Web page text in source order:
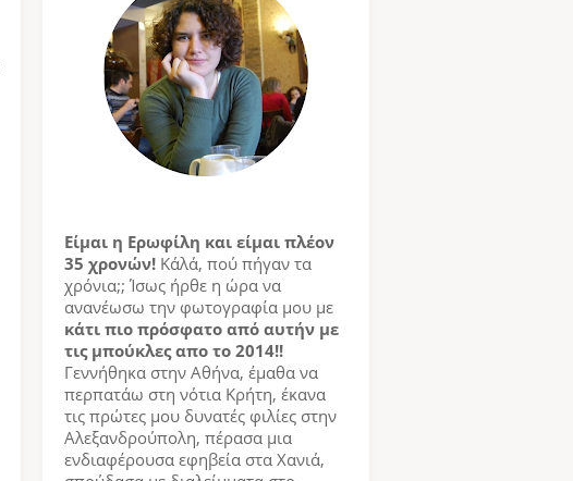
Είμαι η Ερωφίλη και είμαι πλέον
35 χρονών! Κάλά, πού πήγαν τα
χρόνια;; Ίσως ήρθε η ώρα να
ανανέωσω την φωτογραφία μου με
κάτι πιο πρόσφατο από αυτήν με
τις μπούκλες απο το 2014!!
Γεννήθηκα στην Αθήνα, έμαθα να
περπατάω στη νότια Κρήτη, έκανα
τις πρώτες μου δυνατές φιλίες στην
Αλεξανδρούπολη, πέρασα μια
ενδιαφέρουσα εφηβεία στα Χανιά,